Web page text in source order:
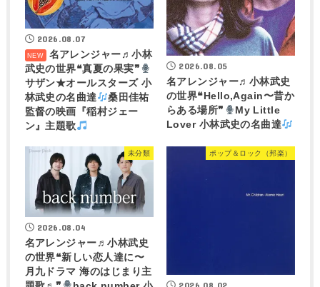
2026.08.07
名アレンジャー♬小林
武史の世界❝真夏の果実❞
サザン★オールスターズ 小
林武史の名曲達
桑田佳祐
監督の映画『稲村ジェー
ン』主題歌
2026.08.05
名アレンジャー♬ 小林武史
の世界❝Hello,Again〜昔か
らある場所❞
My Little
Lover 小林武史の名曲達
未分類
2026.08.04
名アレンジャー♬小林武史
の世界❝新しい恋人達に〜
月九ドラマ 海のはじまり主
ポップ＆ロック（邦楽）